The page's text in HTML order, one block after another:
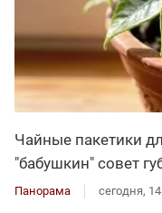
Чайные пакетики
"бабушкин" совет
Панорама сегодня,